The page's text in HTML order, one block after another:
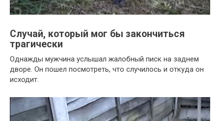
Случай, который мог бы закончиться
трагически
Однажды мужчина услышал жалобный писк на заднем
дворе. Он пошел посмотреть, что случилось и откуда он
исходит.